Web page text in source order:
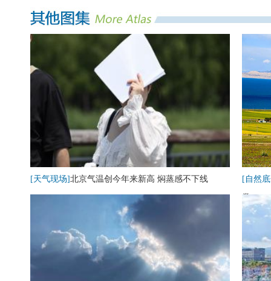
[天气现场]北京气温创今年来新高 焖蒸感不下线
[自然
卷